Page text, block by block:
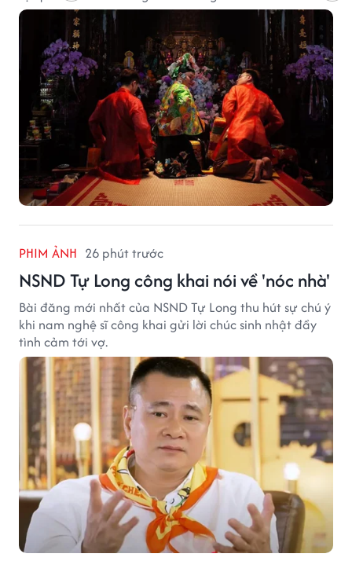
PHIM ẢNH 26 phút trước
NSND Tự Long công khai nói về 'nóc nhà'
Bài đăng mới nhất của NSND Tự Long thu hút sự chú ý
khi nam nghệ sĩ công khai gửi lời chúc sinh nhật đầy
tình cảm tới vợ.